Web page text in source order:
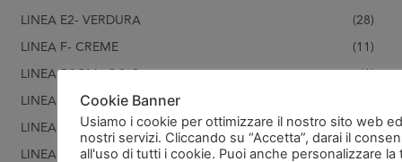
LINEA E2- VERDURA
(28)
LINEA F- CREME
(11)
LINEA FORMAGGIO
(1)
LINEA G- PASTICCERIA
LINEA G1- PASTICCERIA SALATA
(22)
LINEA H- PESCE/CROSTACEI
(99)
Cookie Banner
Usiamo i cookie per ottimizzare il nostro sito web
nostri servizi. Cliccando su “Accetta”, darai il
all'uso di tutti i cookie. Puoi anche personalizzare la